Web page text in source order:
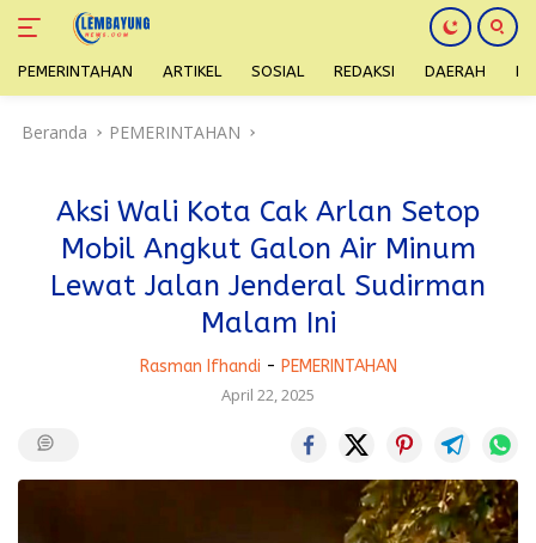
PEMERINTAHAN ARTIKEL SOSIAL REDAKSI DAERAH
Beranda PEMERINTAHAN
Aksi Wali Kota Cak Arlan Setop
Mobil Angkut Galon Air Minum
Lewat Jalan Jenderal Sudirman
Malam Ini
Rasman Ifhandi - PEMERINTAHAN
April 22, 2025